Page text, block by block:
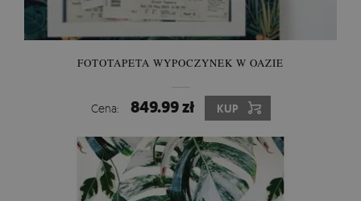
FOTOTAPETA WYPOCZYNEK W OAZIE
Cena: 849.99 zł KUP